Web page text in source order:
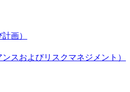
画）
ンスおよびリスクマネジメント）